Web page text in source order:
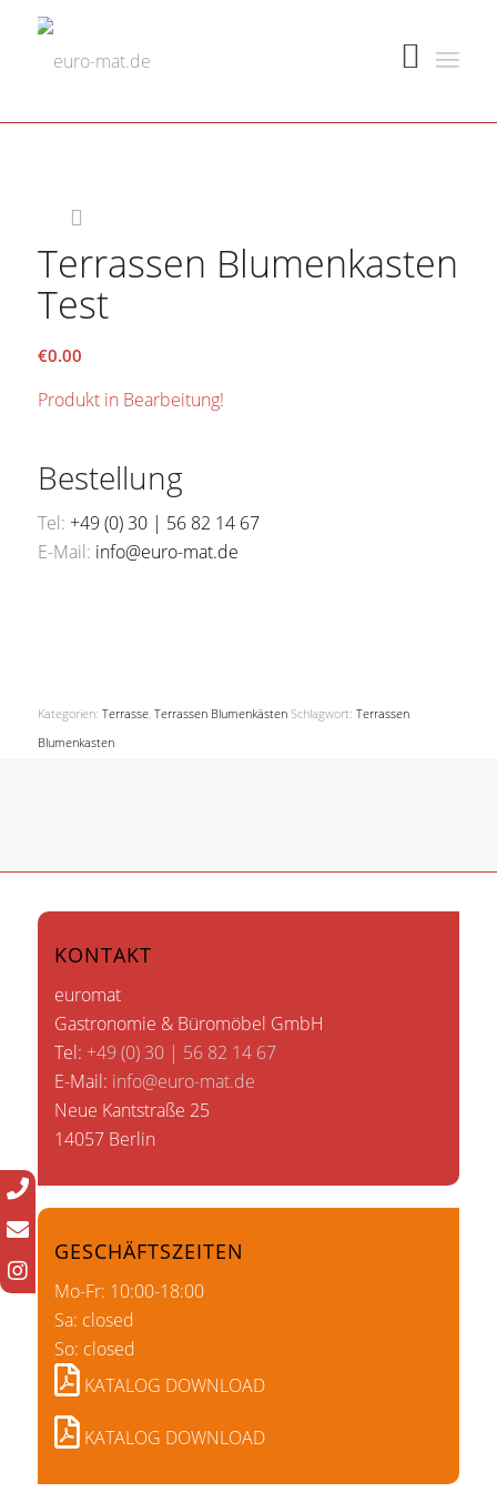
Terrassen Blumenkasten
Test
€0.00
Produkt in Bearbeitung!
Bestellung
Tel: +49 (0) 30 | 56 82 14 67
E-Mail: info@euro-mat.de
Kategorien: Terrasse, Terrassen Blumenkästen Schlagwort: Terrassen
Blumenkasten
KONTAKT
euromat
Gastronomie & Büromöbel GmbH
Tel: +49 (0) 30 | 56 82 14 67
E-Mail: info@euro-mat.de
Neue Kantstraße 25
14057 Berlin
GESCHÄFTSZEITEN
Mo-Fr: 10:00-18:00
Sa: closed
So: closed
KATALOG DOWNLOAD
KATALOG DOWNLOAD